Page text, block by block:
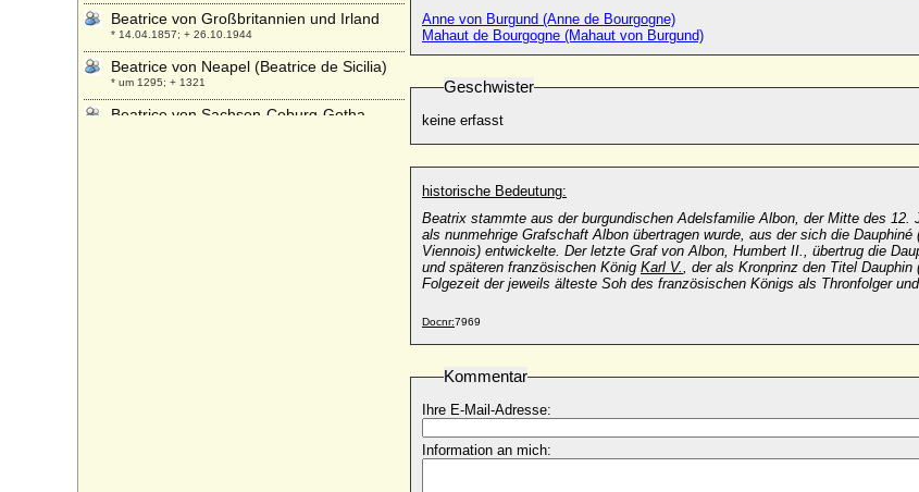
Anne von Burgund (Anne de Bourgogne)
Mahaut de Bourgogne (Mahaut von Burgund)
Geschwister
keine erfasst
historische Bedeutung:
Beatrix stammte aus der burgundischen Adelsfamilie Albon, der Mitte des 12.
als nunmehrige Grafschaft Albon übertragen wurde, aus der sich die Dauphiné
Viennois) entwickelte. Der letzte Graf von Albon, Humbert II., übertrug die
und späteren französischen König Karl V., der als Kronprinz den Titel
Folgezeit der jeweils älteste Soh des französischen Königs als Thronfolger
Docnr:7969
Kommentar
Ihre E-Mail-Adresse:
Information an mich:
Beatrice von Großbritannien und Irland
* 14.04.1857; + 26.10.1944
Beatrice von Neapel (Beatrice de Sicilia)
* um 1295; + 1321
Beatrice von Sachsen-Coburg-Gotha